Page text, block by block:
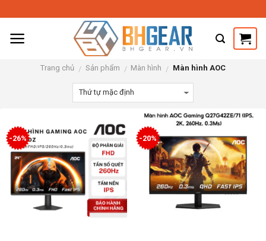
content
Trang chủ / Sản phẩm / Màn hình / Màn hình AOC
-26% -20%